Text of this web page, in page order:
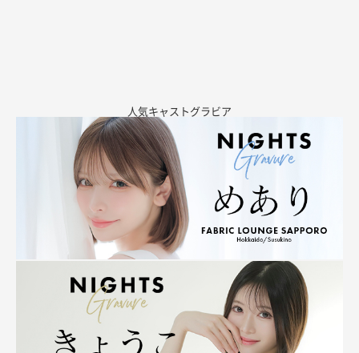
人気キャストグラビア